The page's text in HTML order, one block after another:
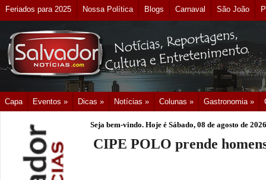
Feriados para 2025 Nossa Política Blogs Carnaval São João
Capa Eventos » Dicas » Notícias » Colunas » Gastronomia »
Seja bem-vindo. Hoje é Sábado, 08 de agosto de 2026
CIPE POLO prende